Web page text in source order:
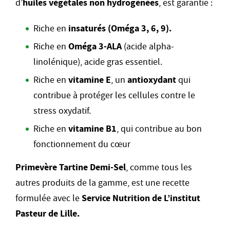
huiles végétales non hydrogénées
Riche en insaturés (Oméga 3, 6, 9).
Riche en Oméga 3-ALA(acide alpha-
linolénique), acide gras essentiel.
Riche en vitamine E, un antioxydantqui
contribue à protéger les cellules contre le
stress oxydatif.
Riche en vitamine B1, qui contribue au bon
fonctionnement du cœur
Primevère Tartine Demi-Sel, comme tous les
autres produits de la gamme, est une recette
formulée avec leService Nutrition de L’institut
Pasteur de Lille.